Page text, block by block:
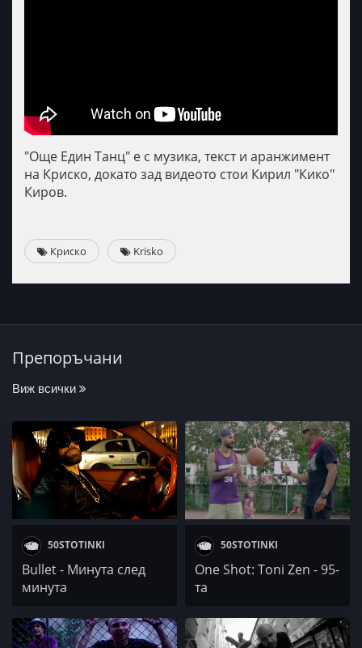
"Още Един Танц" е с музика, текст и аранжимент
на Криско, докато зад видеото стои Кирил "Кико"
Киров.
Криско Krisko
Препоръчани
Виж всички
50STOTINKI
Bullet - Минута след
минута
50STOTINKI
One Shоt: Toni Zen - 95-
та